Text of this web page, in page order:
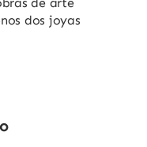
dos joyas